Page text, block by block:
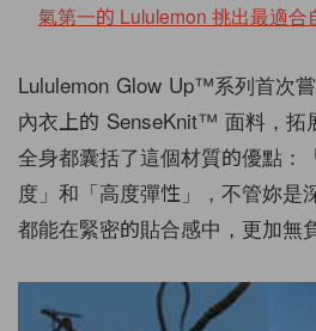
氣第一的 Lululemon 挑出最適合
Lululemon Glow Up™系列首次
內衣上的 SenseKnit™ 面料，拓
全身都囊括了這個材質的優點：
度」和「高度彈性」，不管妳是
都能在緊密的貼合感中，更加無